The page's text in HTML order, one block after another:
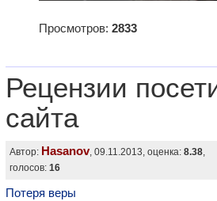
Просмотров: 2833
Рецензии
сайта
Автор: Hasanov, 09.11.2013, оценка: 8.38,
голосов: 16
Потеря веры